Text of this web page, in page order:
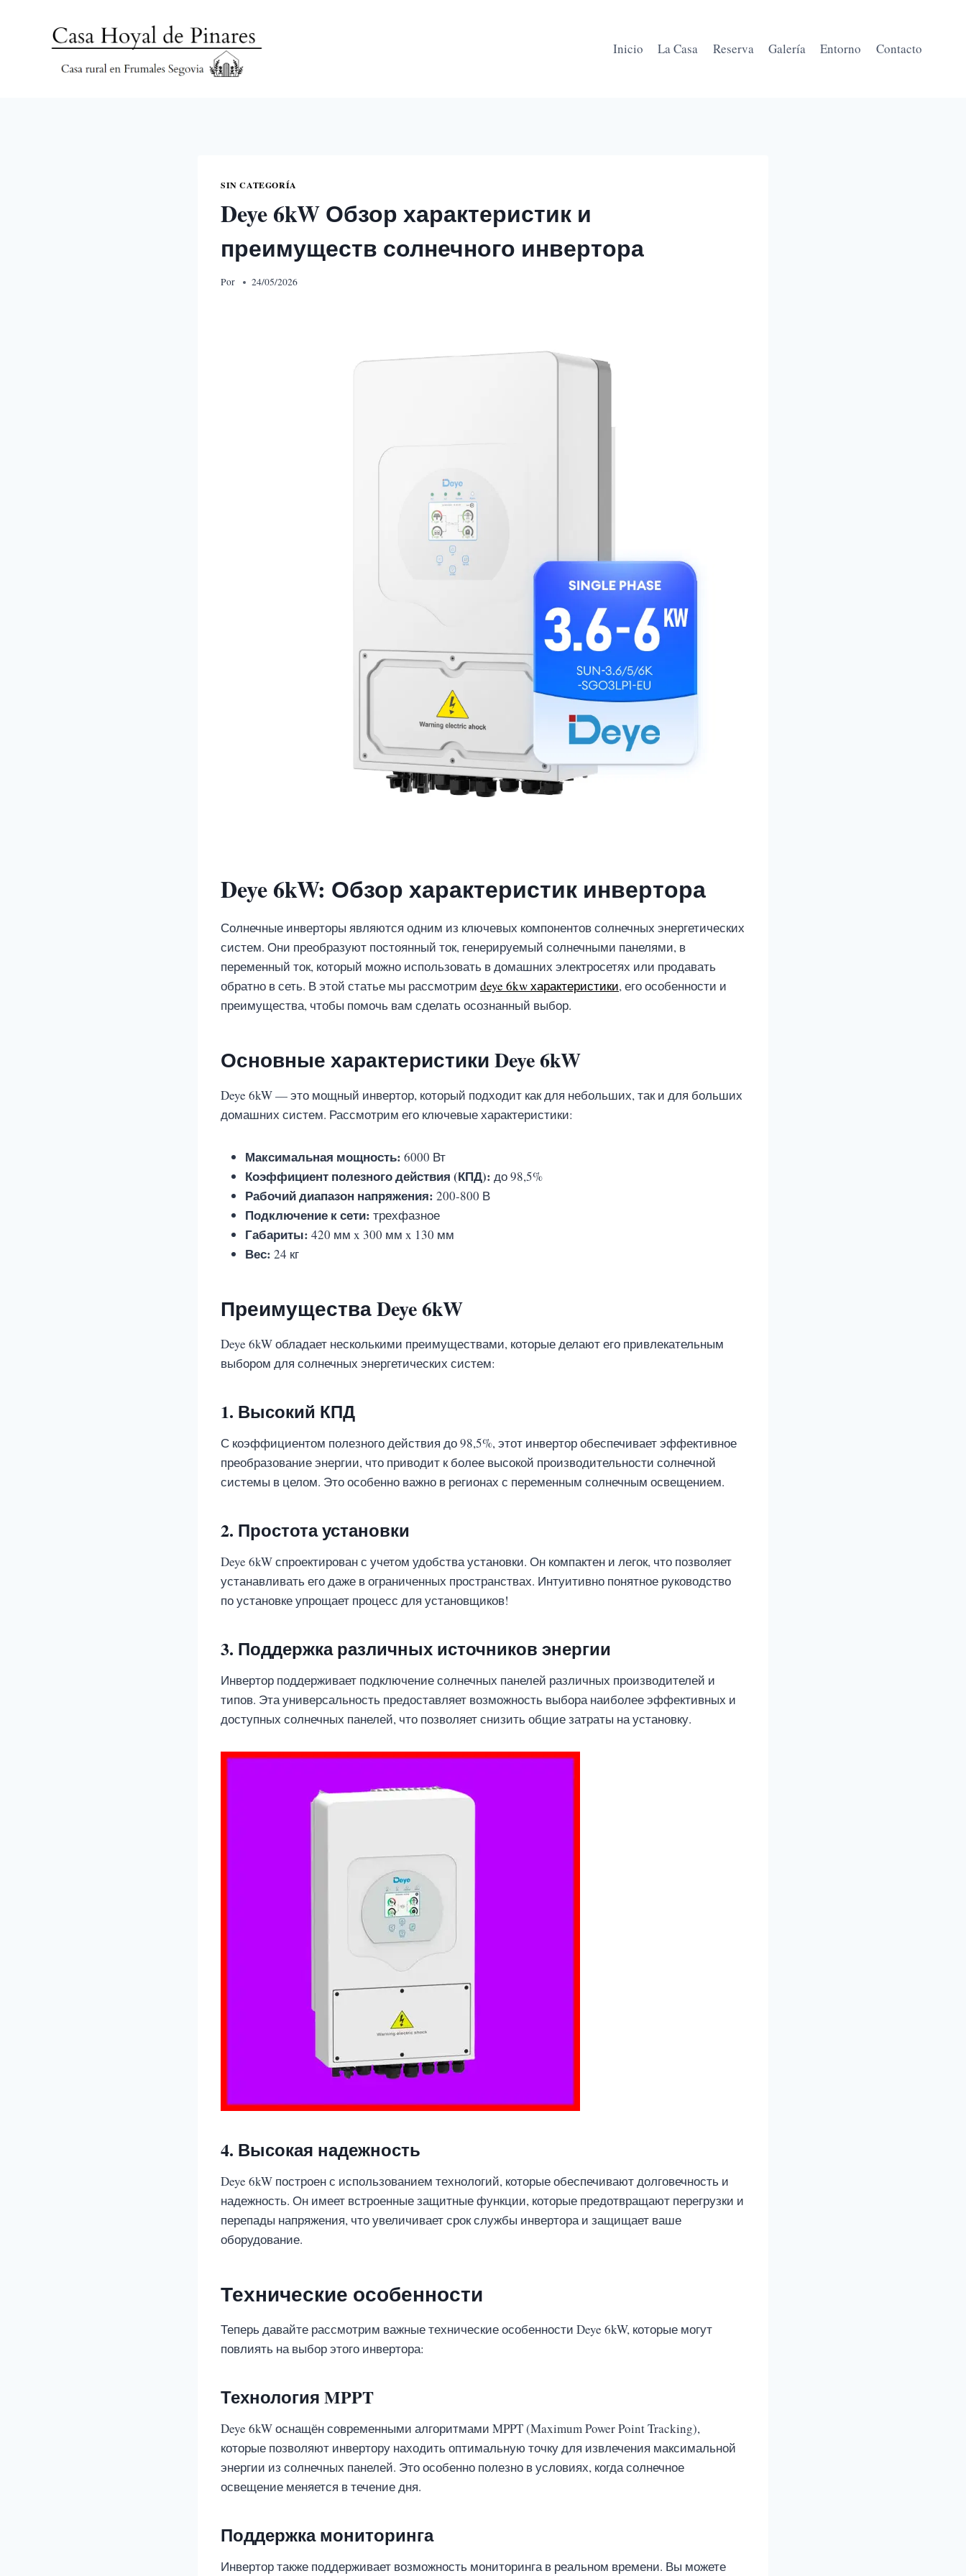
Inicio La Casa Reserva Galería Entorno Contacto
SIN CATEGORÍA
Deye 6kW Обзор характеристик и
преимуществ солнечного инвертора
Por 24/05/2026
Deye 6kW: Обзор характеристик инвертора
Солнечные инверторы являются одним из ключевых компонентов солнечных энергетических
систем. Они преобразуют постоянный ток, генерируемый солнечными панелями, в
переменный ток, который можно использовать в домашних электросетях или продавать
обратно в сеть. В этой статье мы рассмотрим deye 6kw характеристики, его особенности и
преимущества, чтобы помочь вам сделать осознанный выбор.
Основные характеристики Deye 6kW
Deye 6kW — это мощный инвертор, который подходит как для небольших, так и для больших
домашних систем. Рассмотрим его ключевые характеристики:
Максимальная мощность: 6000 Вт
Коэффициент полезного действия (КПД): до 98,5%
Рабочий диапазон напряжения: 200-800 В
Подключение к сети: трехфазное
Габариты: 420 мм x 300 мм x 130 мм
Вес: 24 кг
Преимущества Deye 6kW
Deye 6kW обладает несколькими преимуществами, которые делают его привлекательным
выбором для солнечных энергетических систем:
1. Высокий КПД
С коэффициентом полезного действия до 98,5%, этот инвертор обеспечивает эффективное
преобразование энергии, что приводит к более высокой производительности солнечной
системы в целом. Это особенно важно в регионах с переменным солнечным освещением.
2. Простота установки
Deye 6kW спроектирован с учетом удобства установки. Он компактен и легок, что позволяет
устанавливать его даже в ограниченных пространствах. Интуитивно понятное руководство
по установке упрощает процесс для установщиков!
3. Поддержка различных источников энергии
Инвертор поддерживает подключение солнечных панелей различных производителей и
типов. Эта универсальность предоставляет возможность выбора наиболее эффективных и
доступных солнечных панелей, что позволяет снизить общие затраты на установку.
4. Высокая надежность
Deye 6kW построен с использованием технологий, которые обеспечивают долговечность и
надежность. Он имеет встроенные защитные функции, которые предотвращают перегрузки и
перепады напряжения, что увеличивает срок службы инвертора и защищает ваше
оборудование.
Технические особенности
Теперь давайте рассмотрим важные технические особенности Deye 6kW, которые могут
повлиять на выбор этого инвертора:
Технология MPPT
Deye 6kW оснащён современными алгоритмами MPPT (Maximum Power Point Tracking),
которые позволяют инвертору находить оптимальную точку для извлечения максимальной
энергии из солнечных панелей. Это особенно полезно в условиях, когда солнечное
освещение меняется в течение дня.
Поддержка мониторинга
Инвертор также поддерживает возможность мониторинга в реальном времени. Вы можете